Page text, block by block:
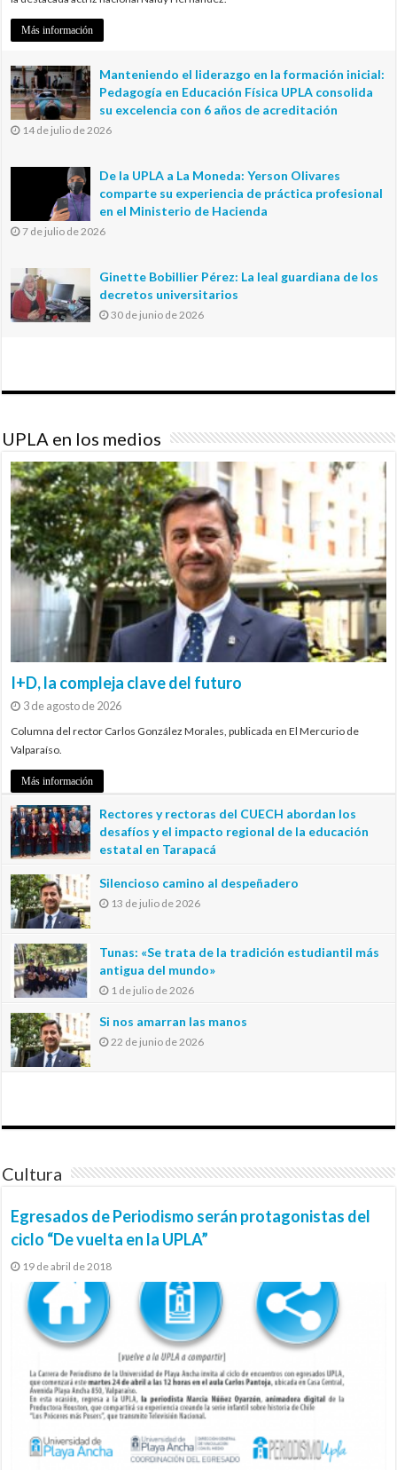
Más información
Manteniendo el liderazgo en la formación inicial:
Pedagogía en Educación Física UPLA consolida
su excelencia con 6 años de acreditación
14 de julio de 2026
De la UPLA a La Moneda: Yerson Olivares
comparte su experiencia de práctica profesional
en el Ministerio de Hacienda
7 de julio de 2026
Ginette Bobillier Pérez: La leal guardiana de los
decretos universitarios
30 de junio de 2026
UPLA en los medios
I+D, la compleja clave del futuro
3 de agosto de 2026
Columna del rector Carlos González Morales, publicada en El Mercurio de
Valparaíso.
Más información
Rectores y rectoras del CUECH abordan los
desafíos y el impacto regional de la educación
estatal en Tarapacá
Silencioso camino al despeñadero
13 de julio de 2026
Tunas: «Se trata de la tradición estudiantil más
antigua del mundo»
1 de julio de 2026
Si nos amarran las manos
22 de junio de 2026
Cultura
Egresados de Periodismo serán protagonistas del
ciclo “De vuelta en la UPLA”
19 de abril de 2018